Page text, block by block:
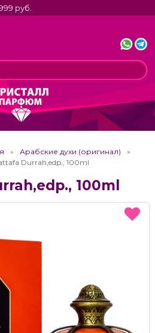
руб.
Арабские духи (оригинал)
Durrah,edp., 100ml
100ml